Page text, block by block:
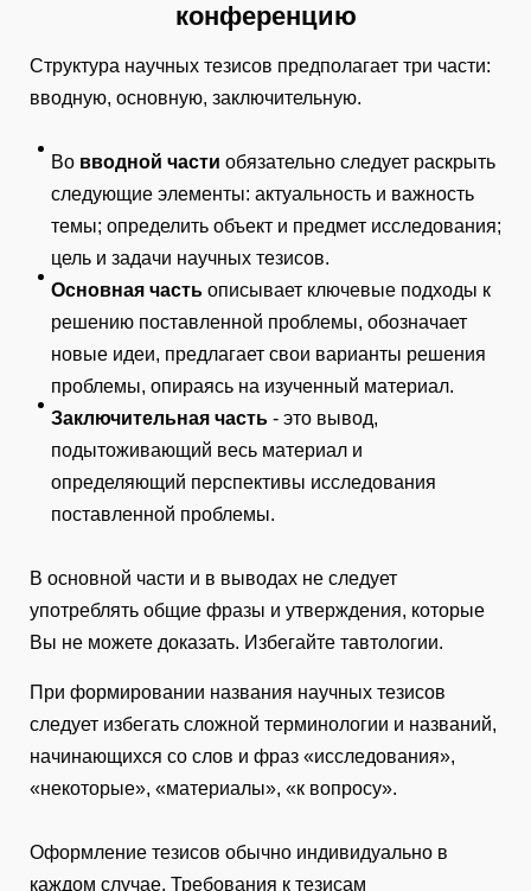
конференцию
Структура научных тезисов предполагает три части:
вводную, основную, заключительную.
Во вводной части обязательно следует раскрыть
следующие элементы: актуальность и важность
темы; определить объект и предмет исследования;
цель и задачи научных тезисов.
Основная часть описывает ключевые подходы к
решению поставленной проблемы, обозначает
новые идеи, предлагает свои варианты решения
проблемы, опираясь на изученный материал.
Заключительная часть - это вывод,
подытоживающий весь материал и
определяющий перспективы исследования
поставленной проблемы.
В основной части и в выводах не следует
употреблять общие фразы и утверждения, которые
Вы не можете доказать. Избегайте тавтологии.
При формировании названия научных тезисов
следует избегать сложной терминологии и названий,
начинающихся со слов и фраз «исследования»,
«некоторые», «материалы», «к вопросу».
Оформление тезисов обычно индивидуально в
каждом случае. Требования к тезисам